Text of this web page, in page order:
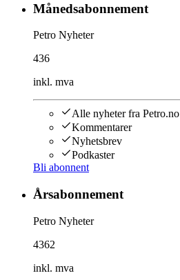
Månedsabonnement
Petro Nyheter
436
inkl. mva
Alle nyheter fra Petro.no
Kommentarer
Nyhetsbrev
Podkaster
Bli abonnent
Årsabonnement
Petro Nyheter
4362
inkl. mva